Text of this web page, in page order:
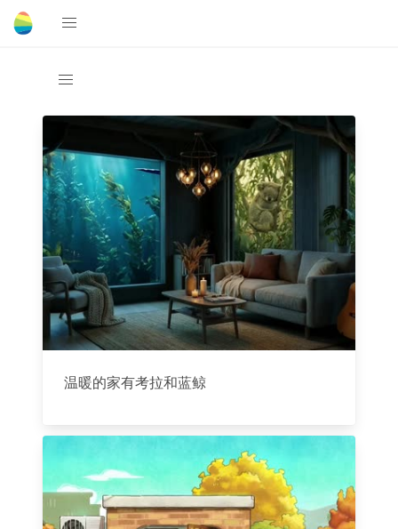
温暖的家有考拉和蓝鲸